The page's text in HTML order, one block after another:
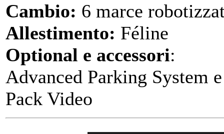
Cambio: 6 marce
Allestimento: Féline
Optional e accessori:
Advanced Parking System
Pack Video